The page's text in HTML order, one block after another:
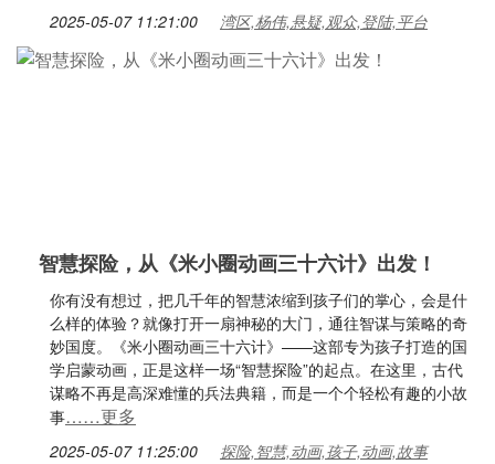
2025-05-07 11:21:00 湾区,杨伟,悬疑,观众,登陆,平台
智慧探险，从《米小圈动画三十六计》出发！
你有没有想过，把几千年的智慧浓缩到孩子们的掌心，会是什
么样的体验？就像打开一扇神秘的大门，通往智谋与策略的奇
妙国度。《米小圈动画三十六计》——这部专为孩子打造的国
学启蒙动画，正是这样一场“智慧探险”的起点。在这里，古代
谋略不再是高深难懂的兵法典籍，而是一个个轻松有趣的小故
事……更多
2025-05-07 11:25:00 探险,智慧,动画,孩子,动画,故事